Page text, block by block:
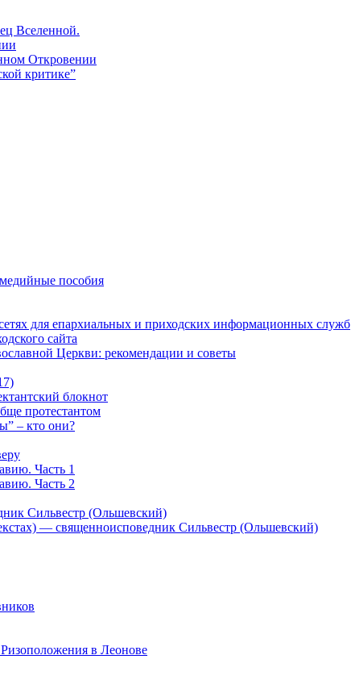
Вселенной.
Откровении
критике”
пособия
для епархиальных и приходских информационных служб
сайта
Церкви: рекомендации и советы
блокнот
протестантом
– кто они?
Часть 1
Часть 2
Сильвестр (Ольшевский)
— священноисповедник Сильвестр (Ольшевский)
в Леонове